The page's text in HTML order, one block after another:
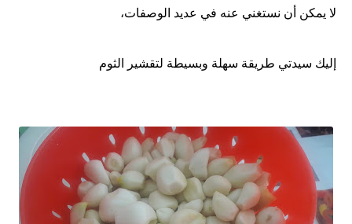
لا يمكن أن نستغني عنه في عديد الوصفات،
إليك سيدتي طريقة سهلة وبسيطة لتقشير الثوم